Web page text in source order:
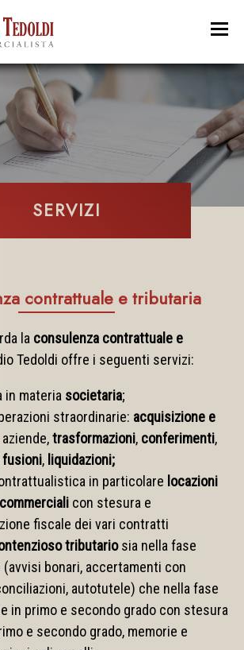
SERVIZI
contrattuale e tributaria
la consulenza contrattuale e
Tedoldi offre i seguenti servizi:
in materia societaria;
straordinarie: acquisizione e
trasformazioni, conferimenti,
, liquidazioni;
in particolare locazioni
con stesura e
fiscale dei vari contratti
tributariosia nella fase
(avvisi bonari, accertamenti con
autotutele) che nella fase
in primo e secondo grado con stesura
e secondo grado, memorie e